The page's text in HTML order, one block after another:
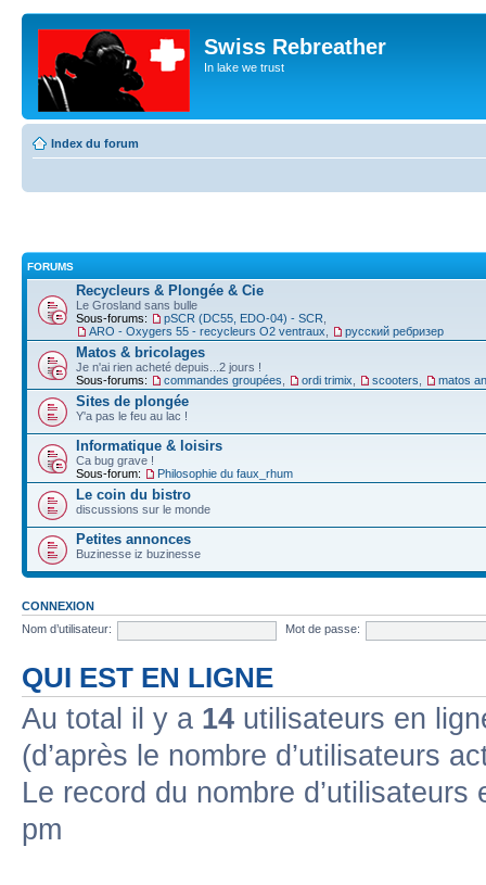
Swiss Rebreather
In lake we trust
Index du forum
FORUMS
Recycleurs & Plongée & Cie
Le Grosland sans bulle
Sous-forums:
pSCR (DC55, EDO-04) - SCR
ARO - Oxygers 55 - recycleurs O2 ventraux
русский ребризер
Matos & bricolages
Je n'ai rien acheté depuis...2 jours !
Sous-forums:
commandes groupées ordi trimix scooters matos
Sites de plongée
Y'a pas le feu au lac !
Informatique & loisirs
Ca bug grave !
Sous-forum:
Philosophie du faux_rhum
Le coin du bistro
discussions sur le monde
Petites annonces
Buzinesse iz buzinesse
CONNEXION
Nom d’utilisateur:
Mot de passe:
QUI EST EN LIGNE
Au total il y a 14 utilisateurs en
(d’après le nombre d’utilisateurs
Le record du nombre
pm